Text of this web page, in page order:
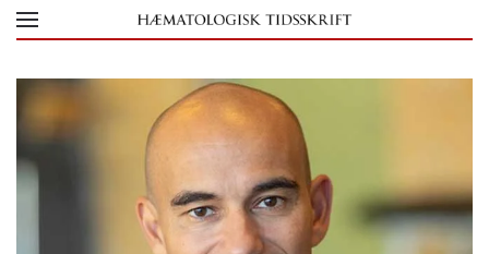
Skip to main content